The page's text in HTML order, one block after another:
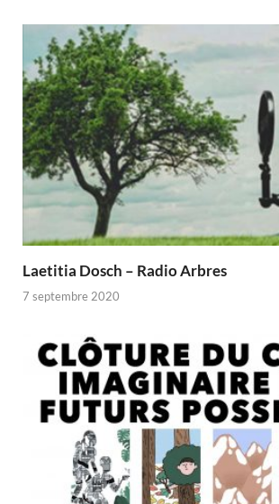
Laetitia Dosch – Radio Arbres
7 septembre 2020